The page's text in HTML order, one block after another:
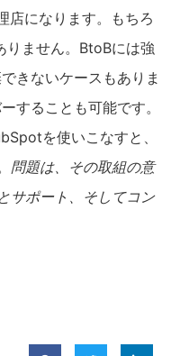
になります。もちろ
ません。BtoBには強
きないケースもありま
することも可能です。
を使いこなすと、
問題は、その取組の意
サポート、そしてコン